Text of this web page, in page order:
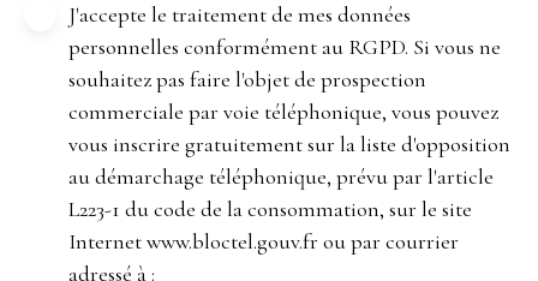
J'accepte le traitement de mes données
personnelles conformément au RGPD. Si vous ne
souhaitez pas faire l'objet de prospection
commerciale par voie téléphonique, vous pouvez
vous inscrire gratuitement sur la liste d'opposition
au démarchage téléphonique, prévu par l'article
L223-1 du code de la consommation, sur le site
Internet www.bloctel.gouv.fr ou par courrier
adressé à :